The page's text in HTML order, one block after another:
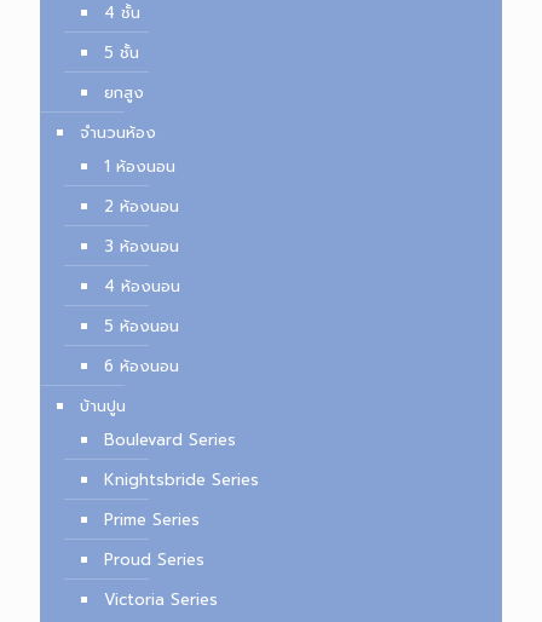
4 ชั้น
5 ชั้น
ยกสูง
จำนวนห้อง
1 ห้องนอน
2 ห้องนอน
3 ห้องนอน
4 ห้องนอน
5 ห้องนอน
6 ห้องนอน
บ้านปูน
Boulevard Series
Knightsbride Series
Prime Series
Proud Series
Victoria Series